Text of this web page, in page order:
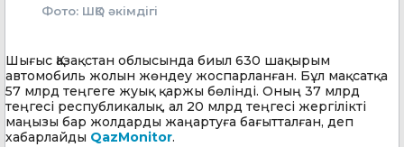
Фото: ШҚО әкімдігі
Шығыс Қазақстан облысында биыл 630 шақырым
автомобиль жолын жөндеу жоспарланған. Бұл мақсатқа
57 млрд теңгеге жуық қаржы бөлінді. Оның 37 млрд
теңгесі республикалық, ал 20 млрд теңгесі жергілікті
маңызы бар жолдарды жаңартуға бағытталған, деп
хабарлайды QazMonitor.